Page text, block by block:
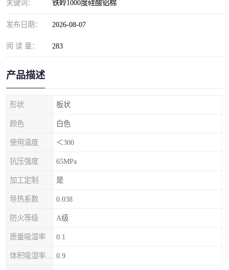
关键词： 铁岭1000度硅酸铝棉
发布日期： 2026-08-07
阅 读 量： 283
产品描述
形状 板状
颜色 白色
使用温度 ＜300
抗压强度 65MPa
加工定制 是
导热系数 0.038
防火等级 A级
质量吸湿率 0.1
0.9